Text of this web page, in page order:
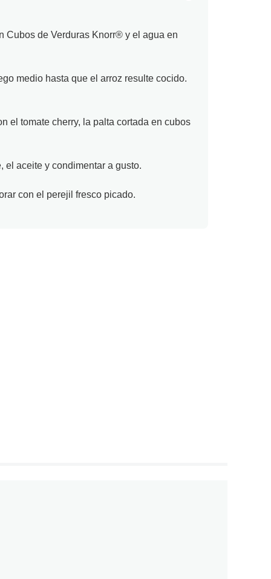
Cubos de Verduras Knorr® y el agua en
medio hasta que el arroz resulte cocido.
el tomate cherry, la palta cortada en cubos
el aceite y condimentar a gusto.
con el perejil fresco picado.